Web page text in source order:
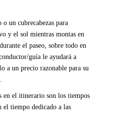
un cubrecabezas para
y el sol mientras montas en
el paseo, sobre todo en
guía le ayudará a
a un precio razonable para su
en el itinerario son los tiempos
el tiempo dedicado a las